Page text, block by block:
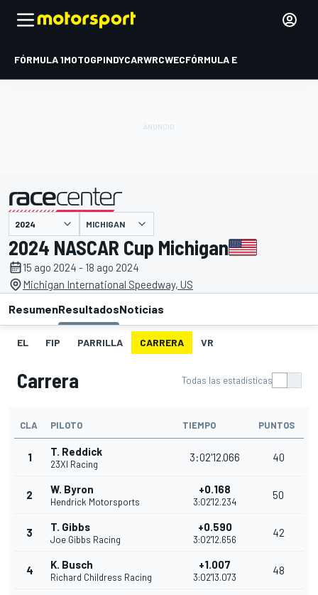
FÓRMULA 1MOTOGPINDYCARWRCWECFÓRMULA E
presentado por MICHIGAN
2024 NASCAR Cup Michigan
15 ago 2024 - 18 ago 2024
Michigan International Speedway, US
ResumenResultadosNoticias
EL FIP PARRILLA CARRERA VR
Carrera Todas las estadísticas
CLA PILOTO TIEMPO PUNTOS
1 T. Reddick
23XI Racing
3:02'12.066 40
2 W. Byron
Hendrick Motorsports
+0.168
3:02'12.234
50
3 T. Gibbs
Joe Gibbs Racing
+0.590
3:02'12.656
42
4 K. Busch
Richard Childress Racing
+1.007
3:02'13.073
48